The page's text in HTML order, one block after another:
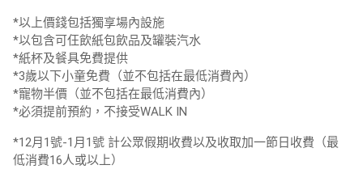
*以上價錢包括獨享場內設施
*以包含可仼飲紙包飲品及罐裝汽水
*紙杯及餐具免費提供
*3歲以下小童免費（並不包括在最低消費內）
*寵物半價（並不包括在最低消費內）
*必須提前預約，不接受WALK IN
*12月1號-1月1號 計公眾假期收費以及收取加一節日收費（最
低消費16人或以上）